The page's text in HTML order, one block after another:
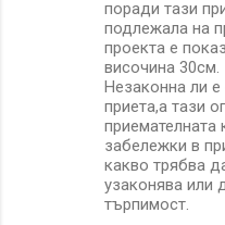
поради тази
подлежала на
проекта е
височина 30см.
Незаконна ли е
приета,а тази
забележки в
какво трябва
узаконява или
търпимост.